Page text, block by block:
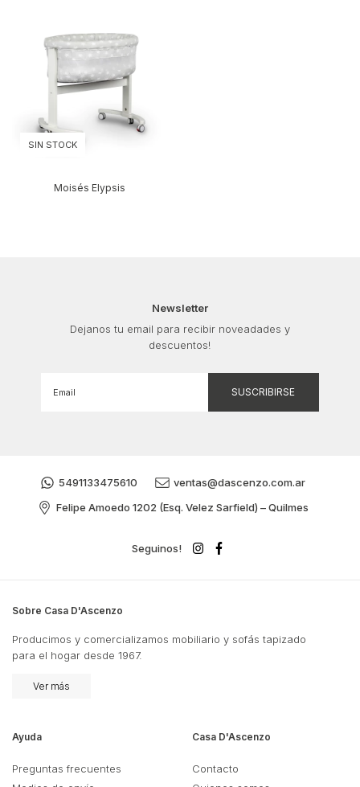
SIN STOCK
Moisés Elypsis
Newsletter
Dejanos tu email para recibir noveadades y
descuentos!
5491133475610
ventas@dascenzo.com.ar
Felipe Amoedo 1202 (Esq. Velez Sarfield) – Quilmes
Seguinos!
Sobre Casa D'Ascenzo
Producimos y comercializamos mobiliario y sofás tapizado
para el hogar desde 1967.
Ver más
Ayuda
Preguntas frecuentes
Casa D'Ascenzo
Contacto